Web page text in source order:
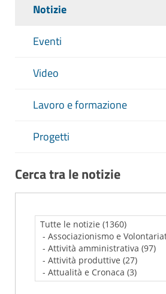
Notizie
Eventi
Video
Lavoro e formazione
Progetti
Cerca tra le notizie